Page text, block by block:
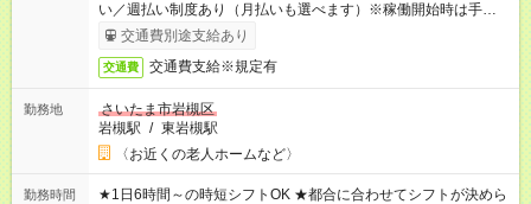
い／週払い制度あり（月払いも選べます）※稼働開始時は手続き
完了次第のお支払いとなります。
交通費別途支給あり
交通費 交通費支給※規定有
勤務地
さいたま市岩槻区
岩槻駅 / 東岩槻駅
〈お近くの老人ホームなど〉
勤務時間
★1日6時間～の時短シフトOK ★都合に合わせてシフトが決めら